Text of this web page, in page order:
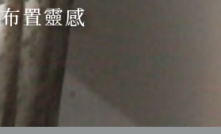
布置靈感